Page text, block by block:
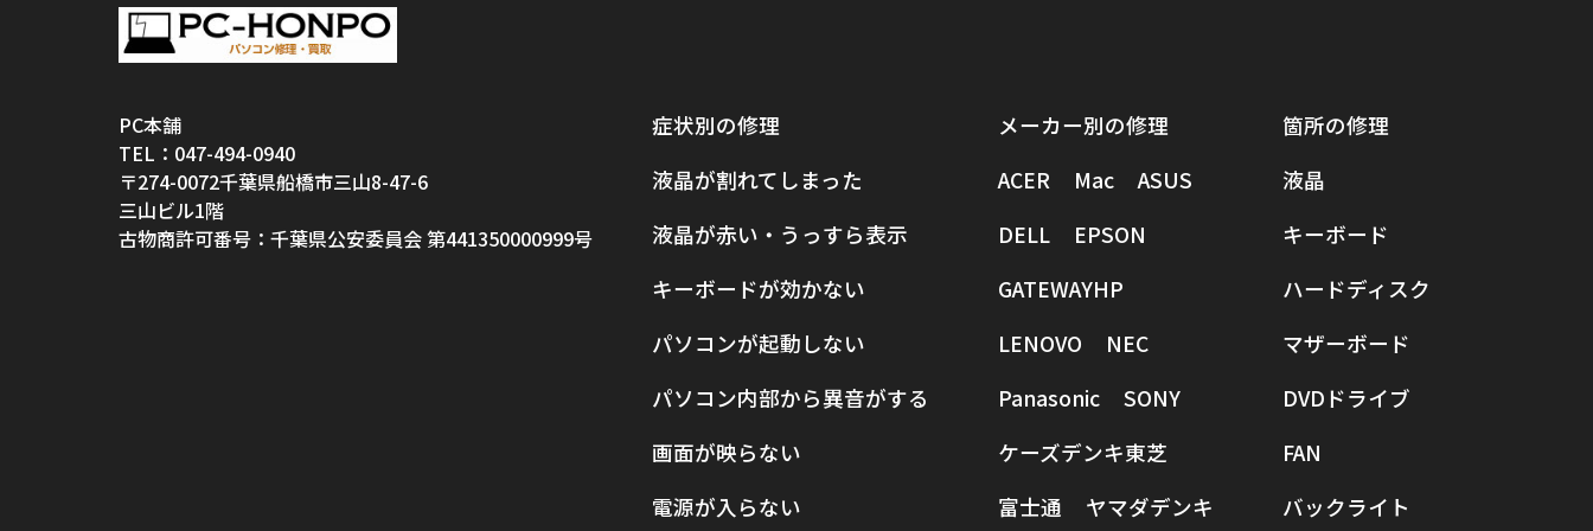
PC本舗
TEL：047-494-0940
〒274-0072千葉県船橋市三山8-47-6
三山ビル1階
古物商許可番号：千葉県公安委員会 第441350000999号
症状別の修理
液晶が割れてしまった
液晶が赤い・うっすら表示
キーボードが効かない
パソコンが起動しない
パソコン内部から異音がする
画面が映らない
電源が入らない
メーカー別の修理
ACER
Mac
ASUS
DELL
EPSON
GATEWAYHP
LENOVO
NEC
Panasonic
SONY
ケーズデンキ東芝
富士通
ヤマダデンキ
箇所の修理
液晶
キーボード
ハードディスク
マザーボード
DVDドライブ
FAN
バックライト